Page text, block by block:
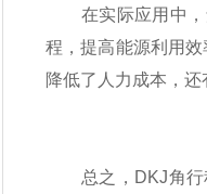
在实际应用中，角
程，提高能源利用
降低了人力成本，
总之，DKJ角行程